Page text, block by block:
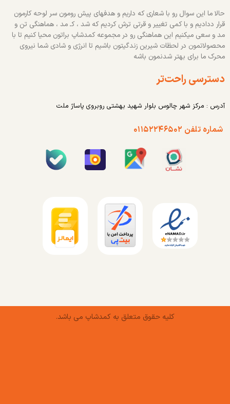
حالا ما این سوال رو با شعاری که داریم و هدفهای پیش رومون سر لوحه کارمون
قرار ددادیم و با کمی تغییر و قرتی ترش کردیم که شد ، کـ مد ، هماهنگی تن و
مد و سعی میکنیم این هماهنگی رو در مجموعه کمدشاپ براتون محیا کنیم تا با
محصولاتمون در لحظات شیرین زندگیتون باشیم تا انرژی و شادی شما نیروی
محرک ما برای بهتر شدنمون باشه
دسترسی راحت‌تر
آدرس : مرکز شهر چالوس بلوار شهید بهشتی روبروی پاساژ ملت
شماره تلفن ۰۱۱۵۲۲۴۶۵۰۲
کلیه حقوق متعلق به کمدشاپ می باشد.